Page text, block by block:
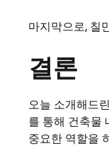
마지막으로, 칠
결론
오늘 소개해드
를 통해 건축물
중요한 역할을